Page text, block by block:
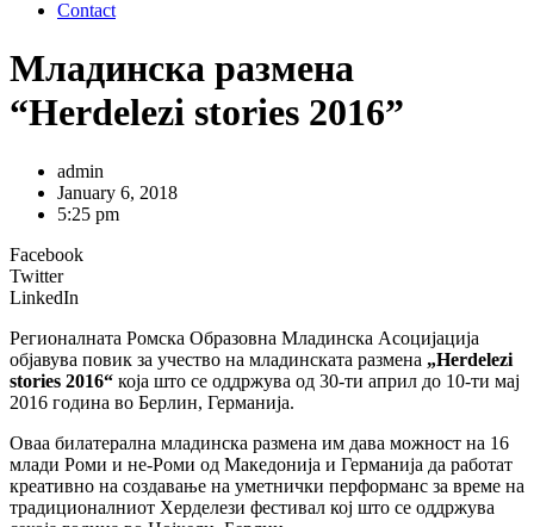
Contact
Младинска размена
“Herdelezi stories 2016”
admin
January 6, 2018
5:25 pm
Facebook
Twitter
LinkedIn
Регионалната Ромска Образовна Младинска Асоцијација
објавува повик за учество на младинската размена „Herdelezi
stories 2016“ која што се оддржува од 30-ти април до 10-ти мај
2016 година во Берлин, Германија.
Оваа билатерална младинска размена им дава можност на 16
млади Роми и не-Роми од Македонија и Германија да работат
креативно на создавање на уметнички перформанс за време на
традиционалниот Херделези фестивал кој што се оддржува